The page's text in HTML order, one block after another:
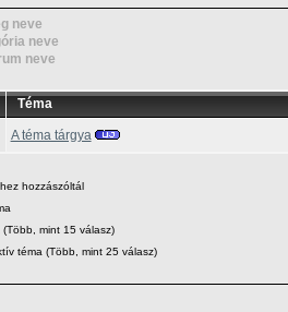
neve
neve
neve
Téma
A téma tárgya
hozzászóltál
mint 15 válasz)
téma (Több, mint 25 válasz)